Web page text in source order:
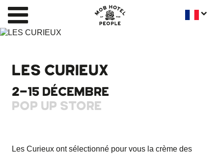
LES CURIEUX
2-15 DÉCEMBRE
POP UP STORE
Les Curieux ont sélectionné pour vous la crème des